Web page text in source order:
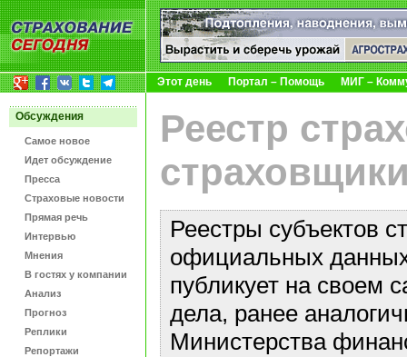
Этот день Портал – Помощь МИГ –
Обсуждения
Самое новое
Идет обсуждение
Пресса
Страховые новости
Прямая речь
Интервью
Мнения
В гостях у компании
Анализ
Прогноз
Реплики
Репортажи
Реестр
Реестры субъектов
официальных данных
публикует на своем
дела, ранее
Министерства